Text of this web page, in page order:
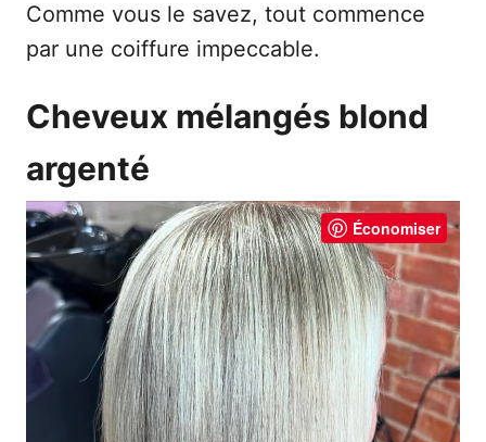
Comme vous le savez, tout commence
par une coiffure impeccable.
Cheveux mélangés blond
argenté
Économiser